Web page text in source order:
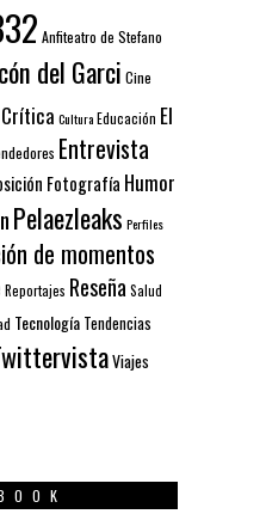
Anfiteatro de Stefano
del Garci Cine
Crítica CulturaEducación El
Entrevista
Fotografía Humor
Pelaezleaks Perfiles
de momentos
Reportajes Reseña Salud
Tecnología Tendencias
Viajes